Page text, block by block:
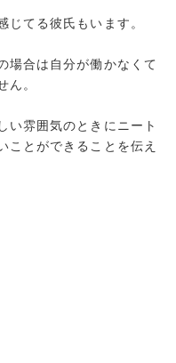
じてる彼氏もいます。
場合は自分が働かなくて
ん。
い雰囲気のときにニート
ことができることを伝え